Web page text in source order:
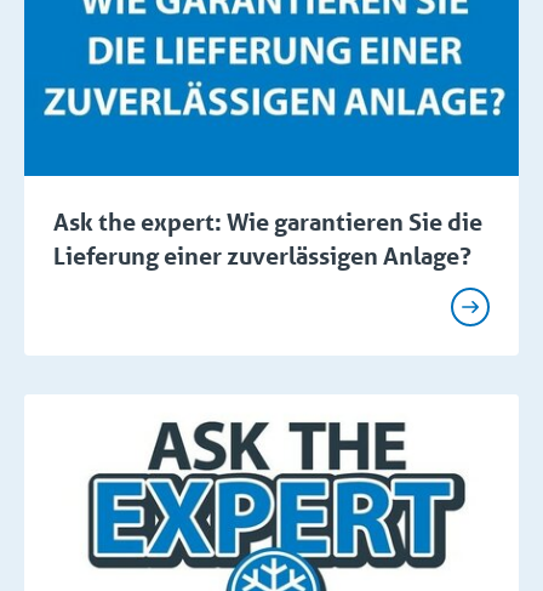
Ask the expert: Wie garantieren Sie die
Lieferung einer zuverlässigen Anlage?